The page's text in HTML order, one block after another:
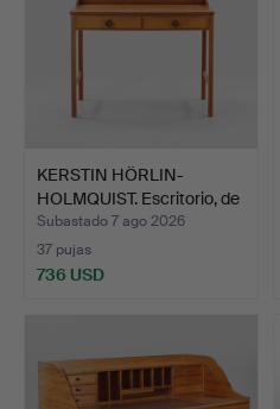
KERSTIN HÖRLIN-
HOLMQUIST. Escritorio, de
l…
Subastado 7 ago 2026
37 pujas
736 USD